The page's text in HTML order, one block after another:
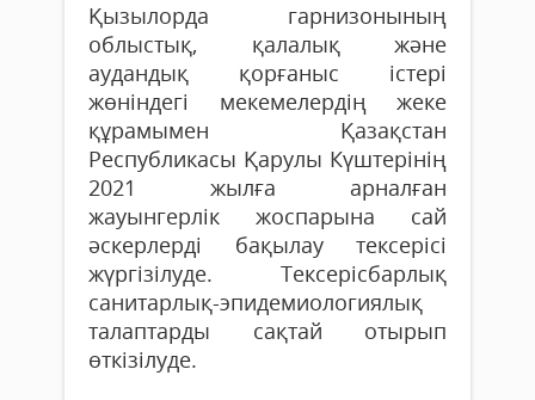
Қызылорда гарнизонының
облыстық, қалалық және
аудандық қорғаныс істері
жөніндегі мекемелердің жеке
құрамымен Қазақстан
Республикасы Қарулы Күштерінің
2021 жылға арналған
жауынгерлік жоспарына сай
әскерлерді бақылау тексерісі
жүргізілуде. Тексерісбарлық
санитарлық-эпидемиологиялық
талаптарды сақтай отырып
өткізілуде.